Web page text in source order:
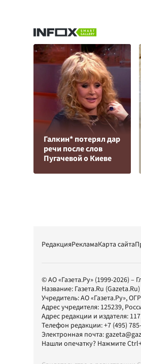
Галкин* потерял дар
речи после слов
Пугачевой о Киеве
РедакцияРекламаКарта сайта
© АО «Газета.Ру» (1999-2026) –
Название: Газета.Ru (Gazeta.Ru)
Учредитель:АО «Газета.Ру»,
Адрес учредителя: 125239,
Адрес редакции и издателя:
Телефон редакции:+7 (495)
Электронная почта:
Нашли опечатку? Нажмите